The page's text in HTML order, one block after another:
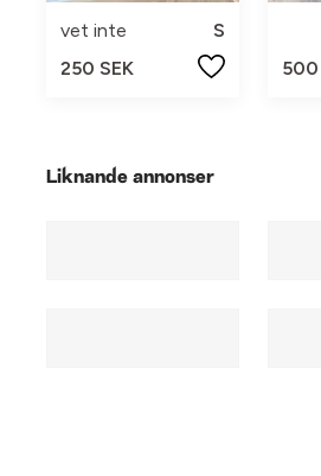
vet inte
S
250 SEK
500
Liknande annonser